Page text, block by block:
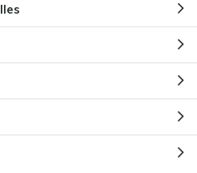
conserver et entretenir